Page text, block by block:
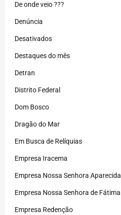
De onde veio ???
Denúncia
Desativados
Destaques do mês
Detran
Distrito Federal
Dom Bosco
Dragão do Mar
Em Busca de Relíquias
Empresa Iracema
Empresa Nossa Senhora Aparecida
Empresa Nossa Senhora de Fátima
Empresa Redenção